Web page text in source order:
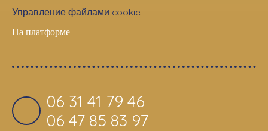
Управление файлами cookie
На платформе
06 31 41 79 46
06 47 85 83 97